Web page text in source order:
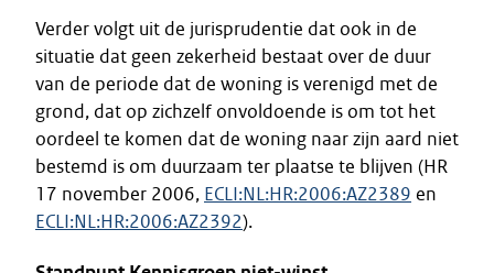
Verder volgt uit de jurisprudentie dat ook in de
situatie dat geen zekerheid bestaat over de duur
van de periode dat de woning is verenigd met de
grond, dat op zichzelf onvoldoende is om tot het
oordeel te komen dat de woning naar zijn aard niet
bestemd is om duurzaam ter plaatse te blijven (HR
17 november 2006, ECLI:NL:HR:2006:AZ2389 en
ECLI:NL:HR:2006:AZ2392).